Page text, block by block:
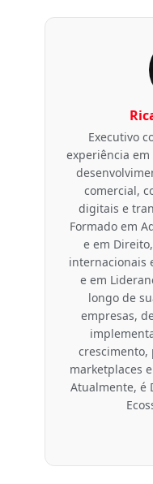
Executivo
experiência
comercial,
digitais e
Formado em
e em
internacionais
e em
longo de
empresas,
crescimento,
marketplaces
Atualmente, é